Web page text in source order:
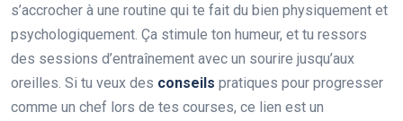
s’accrocher à une routine qui te fait du bien physiquement et
psychologiquement. Ça stimule ton humeur, et tu ressors
des sessions d’entraînement avec un sourire jusqu’aux
oreilles. Si tu veux des conseils pratiques pour progresser
comme un chef lors de tes courses, ce lien est un